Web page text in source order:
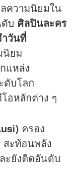
ความนิยมใน
บ ศิลปินละคร
วันที่
นิยม
แหล่ง
ดับโลก
อหลักต่าง ๆ
ครอง
สะท้อนพลัง
ะยังติดอันดับ